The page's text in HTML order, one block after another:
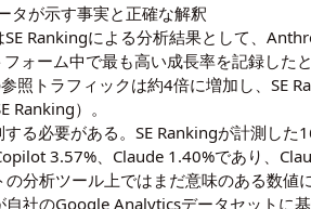
が示す事実と正確な解釈
Rankingによる分析結果として、
ォーム中で最も高い成長率を記録した
照トラフィックは約4倍に増加し、SE
Ranking）。
る必要がある。SE Rankingが計測した
3.57%、Claude 1.40%であり、
分析ツール上ではまだ意味のある数
自社のGoogle Analyticsデータセットに